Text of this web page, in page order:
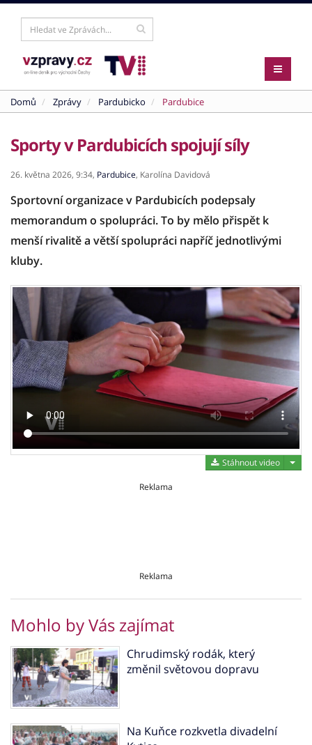
Domů Zprávy Pardubicko Pardubice
Sporty v Pardubicích spojují síly
26. května 2026, 9:34, Pardubice, Karolína Davidová
Sportovní organizace v Pardubicích podepsaly
memorandum o spolupráci. To by mělo přispět k
menší rivalitě a větší spolupráci napříč jednotlivými
kluby.
Stáhnout video
Reklama
Reklama
Mohlo by Vás zajímat
Chrudimský rodák, který
změnil světovou dopravu
Na Kuňce rozkvetla divadelní